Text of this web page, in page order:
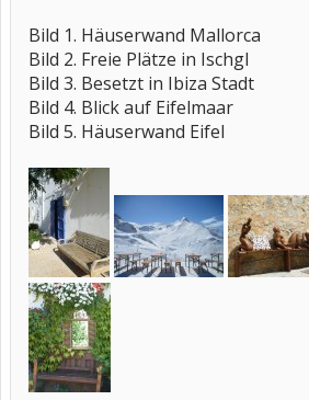
Bild 1. Häuserwand Mallorca
Bild 2. Freie Plätze in Ischgl
Bild 3. Besetzt in Ibiza Stadt
Bild 4. Blick auf Eifelmaar
Bild 5. Häuserwand Eifel